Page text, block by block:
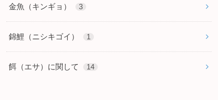
金魚（キンギョ） 3
錦鯉（ニシキゴイ） 1
餌（エサ）に関して 14